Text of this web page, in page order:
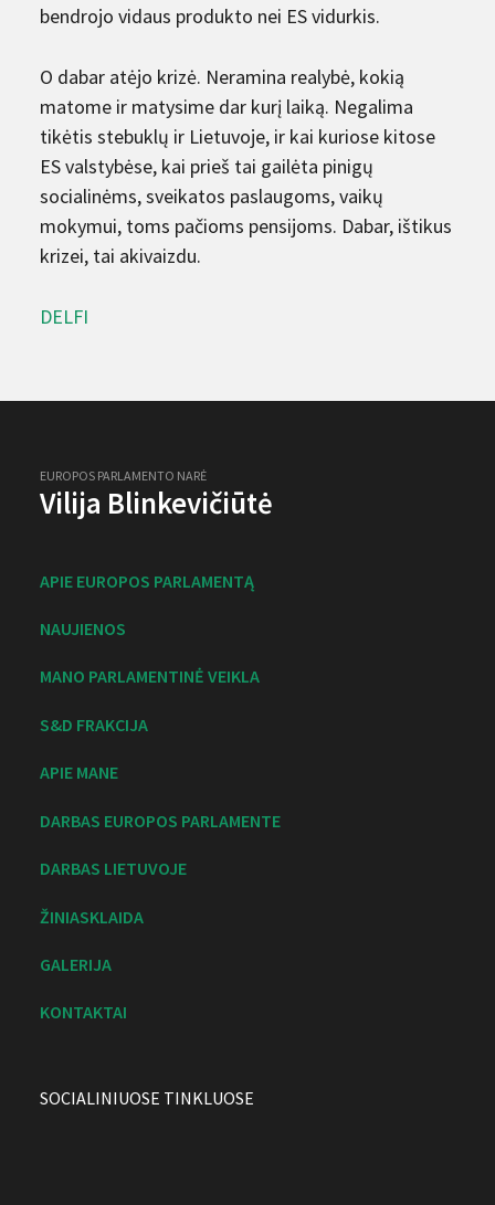
bendrojo vidaus produkto nei ES vidurkis.
O dabar atėjo krizė. Neramina realybė, kokią
matome ir matysime dar kurį laiką. Negalima
tikėtis stebuklų ir Lietuvoje, ir kai kuriose kitose
ES valstybėse, kai prieš tai gailėta pinigų
socialinėms, sveikatos paslaugoms, vaikų
mokymui, toms pačioms pensijoms. Dabar, ištikus
krizei, tai akivaizdu.
DELFI
EUROPOS PARLAMENTO NARĖ
Vilija Blinkevičiūtė
APIE EUROPOS PARLAMENTĄ
NAUJIENOS
MANO PARLAMENTINĖ VEIKLA
S&D FRAKCIJA
APIE MANE
DARBAS EUROPOS PARLAMENTE
DARBAS LIETUVOJE
ŽINIASKLAIDA
GALERIJA
KONTAKTAI
SOCIALINIUOSE TINKLUOSE